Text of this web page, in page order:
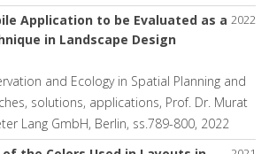
2022
Application to be Evaluated as a
in Landscape Design
and Ecology in Spatial Planning and
solutions, applications, Prof. Dr. Murat
Lang GmbH, Berlin, ss.789-800, 2022